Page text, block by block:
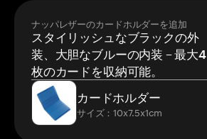
ナッパレザーのカードホルダーを追加
スタイリッシュなブラックの外
装、大胆なブルーの内装 – 最大4
枚のカードを収納可能。
カードホルダー
サイズ：10x7.5x1cm